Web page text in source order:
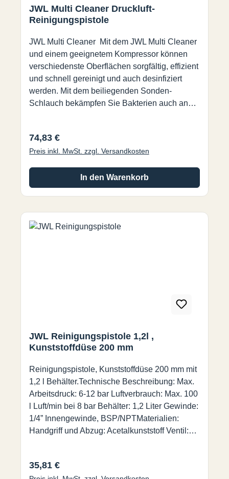
Gehärteter FederdrahtBehälter PESaugrohr
Nylon PA11Schläuche PVCDüsen POM,
JWL Multi Cleaner Druckluft-
Reinigungspistole
JWL Multi Cleaner Mit dem JWL Multi Cleaner
und einem geeignetem Kompressor können
verschiedenste Oberflächen sorgfältig, effizient
und schnell gereinigt und auch desinfiziert
werden. Mit dem beiliegenden Sonden-
Schlauch bekämpfen Sie Bakterien auch an
von Klimaanlagen und Wärmepumpen und
kann mit geeigneten Desinfektionsmitteln
Laugen!) Hinweis: Verwenden Sie bitte immer
Arbeitshandschuhe, P2 Atemschutz, Gehör-
Multi Cleaners • Reinigung und Desinfektion
von Oberflächen und schwer zugänglichen
Kunststoff Luftverbrauch/Düse 380 L/min bei 8
barDichtungenNitril Luftverbrauch/Sonde180
kgFedergehärteter Federdraht Anschluss ¼”
Innengewinde (BSP)Container 1,2 LEPDM
Regulärer Preis:
74,83 €
Preis inkl. MwSt. zzgl. Versandkosten
In den Warenkorb
JWL Reinigungspistole 1,2l ,
Kunststoffdüse 200 mm
Reinigungspistole, Kunststoffdüse 200 mm mit
1,2 l Behälter.Technische Beschreibung: Max.
Arbeitsdruck: 6-12 bar Luftverbrauch: Max. 100
l Luft/min bei 8 bar Behälter: 1,2 Liter Gewinde:
1/4” Innengewinde, BSP/NPTMaterialien:
Handgriff und Abzug: Acetalkunststoff Ventil:
Gehärteter Federdraht Behälter: PE Saugrohr:
Regulärer Preis:
35,81 €